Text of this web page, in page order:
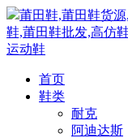
莆田鞋,莆田鞋货
鞋,莆田鞋批发,高仿
运动鞋
首页
鞋类
耐克
阿迪达斯